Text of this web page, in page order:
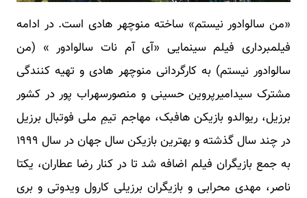
«من سالوادور نیستم» ساخته منوچهر هادی است. در ادامه
فیلمبرداری فیلم سینمایی «آی آم نات سالوادور » (من
سالوادور نیستم) به کارگردانی منوچهر هادی و تهیه کنندگی
مشترک سیدامیرپروین حسینی و منصورسهراب پور در کشور
برزیل، ریوالدو بازیکن هافبک، مهاجم تیمِ ملی فوتبال برزیل
در چند سال گذشته و بهترین بازیکن سال جهان در سال ١٩٩٩
به جمع بازیگران فیلم اضافه شد تا در کنار رضا عطاران، یکتا
ناصر، مهدی محرابی و بازیگران برزیلی کارول ویدوتی و بری